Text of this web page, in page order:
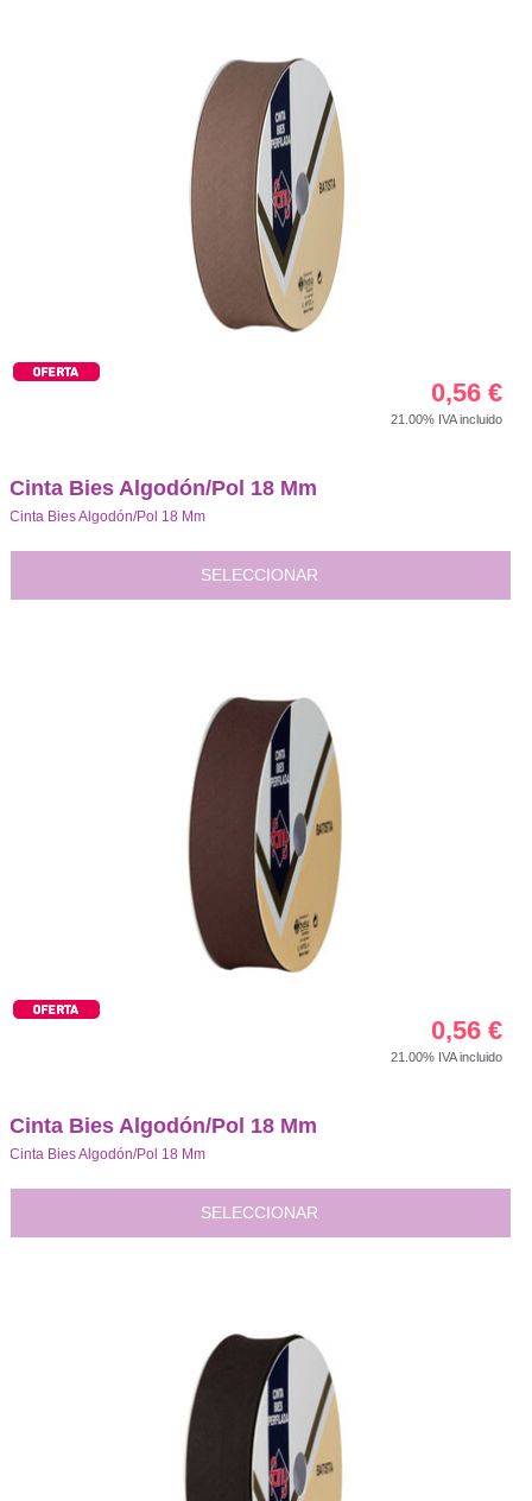
0,56 €
21.00% IVA incluido
Cinta Bies Algodón/Pol 18 Mm
Cinta Bies Algodón/Pol 18 Mm
SELECCIONAR
0,56 €
21.00% IVA incluido
Cinta Bies Algodón/Pol 18 Mm
Cinta Bies Algodón/Pol 18 Mm
SELECCIONAR